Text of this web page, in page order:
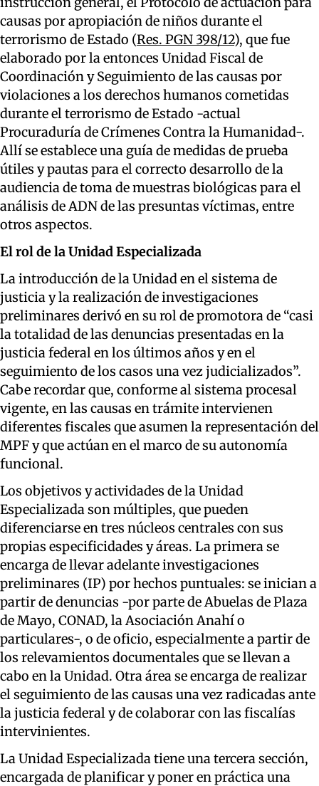
causas por apropiación de niños durante el
terrorismo de Estado (Res. PGN 398/12), que fue
elaborado por la entonces Unidad Fiscal de
Coordinación y Seguimiento de las causas por
violaciones a los derechos humanos cometidas
durante el terrorismo de Estado -actual
Procuraduría de Crímenes Contra la Humanidad-.
Allí se establece una guía de medidas de prueba
útiles y pautas para el correcto desarrollo de la
audiencia de toma de muestras biológicas para el
análisis de ADN de las presuntas víctimas, entre
otros aspectos.
El rol de la Unidad Especializada
La introducción de la Unidad en el sistema de
justicia y la realización de investigaciones
preliminares derivó en su rol de promotora de “casi
la totalidad de las denuncias presentadas en la
justicia federal en los últimos años y en el
seguimiento de los casos una vez judicializados”.
Cabe recordar que, conforme al sistema procesal
vigente, en las causas en trámite intervienen
diferentes fiscales que asumen la representación del
MPF y que actúan en el marco de su autonomía
funcional.
Los objetivos y actividades de la Unidad
Especializada son múltiples, que pueden
diferenciarse en tres núcleos centrales con sus
propias especificidades y áreas. La primera se
encarga de llevar adelante investigaciones
preliminares (IP) por hechos puntuales: se inician a
partir de denuncias -por parte de Abuelas de Plaza
de Mayo, CONAD, la Asociación Anahí o
particulares-, o de oficio, especialmente a partir de
los relevamientos documentales que se llevan a
cabo en la Unidad. Otra área se encarga de realizar
el seguimiento de las causas una vez radicadas ante
la justicia federal y de colaborar con las fiscalías
intervinientes.
La Unidad Especializada tiene una tercera sección,
encargada de planificar y poner en práctica una